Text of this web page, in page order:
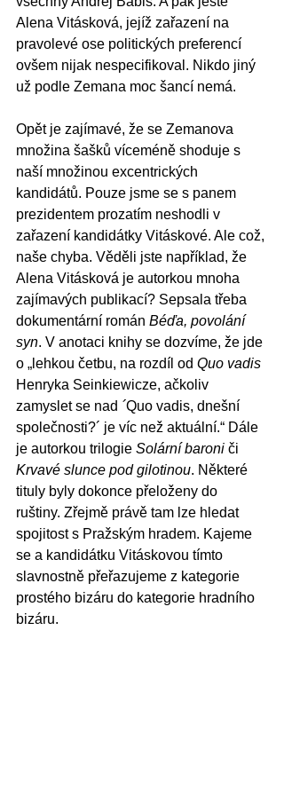
Alena Vitásková, jejíž zařazení na
pravolevé ose politických preferencí
ovšem nijak nespecifikoval. Nikdo jiný
už podle Zemana moc šancí nemá.
Opět je zajímavé, že se Zemanova
množina šašků víceméně shoduje s
naší množinou excentrických
kandidátů. Pouze jsme se s panem
prezidentem prozatím neshodli v
zařazení kandidátky Vitáskové. Ale což,
naše chyba. Věděli jste například, že
Alena Vitásková je autorkou mnoha
zajímavých publikací? Sepsala třeba
dokumentární román Béďa, povolání
syn. V anotaci knihy se dozvíme, že jde
o „lehkou četbu, na rozdíl od Quo vadis
Henryka Seinkiewicze, ačkoliv
zamyslet se nad ´Quo vadis, dnešní
společnosti?´ je víc než aktuální.“ Dále
je autorkou trilogie Solární baroni či
Krvavé slunce pod gilotinou. Některé
tituly byly dokonce přeloženy do
ruštiny. Zřejmě právě tam lze hledat
spojitost s Pražským hradem. Kajeme
se a kandidátku Vitáskovou tímto
slavnostně přeřazujeme z kategorie
prostého bizáru do kategorie hradního
bizáru.